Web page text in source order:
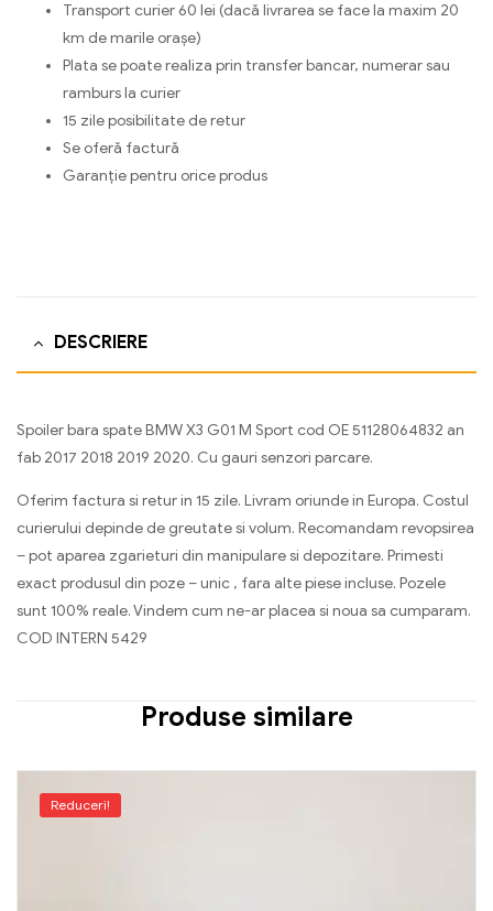
Transport curier 60 lei (dacă livrarea se face la maxim 20
km de marile orașe)
Plata se poate realiza prin transfer bancar, numerar sau
ramburs la curier
15 zile posibilitate de retur
Se oferă factură
Garanție pentru orice produs
DESCRIERE
Spoiler bara spate BMW X3 G01 M Sport cod OE 51128064832 an
fab 2017 2018 2019 2020. Cu gauri senzori parcare.
Oferim factura si retur in 15 zile. Livram oriunde in Europa. Costul
curierului depinde de greutate si volum. Recomandam revopsirea
– pot aparea zgarieturi din manipulare si depozitare. Primesti
exact produsul din poze – unic , fara alte piese incluse. Pozele
sunt 100% reale. Vindem cum ne-ar placea si noua sa cumparam.
COD INTERN 5429
Produse similare
Reduceri!